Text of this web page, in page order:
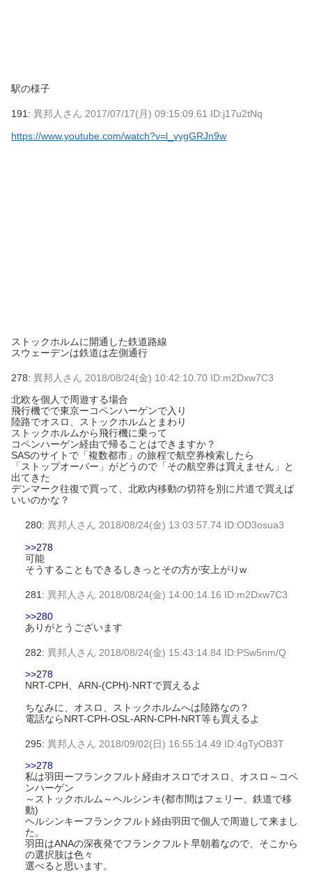
駅の様子
191: 異邦人さん 2017/07/17(月) 09:15:09.61 ID:j17u2tNq
https://www.youtube.com/watch?v=l_vygGRJn9w
ストックホルムに開通した鉄道路線
スウェーデンは鉄道は左側通行
278: 異邦人さん 2018/08/24(金) 10:42:10.70 ID:m2Dxw7C3
北欧を個人で周遊する場合
飛行機でで東京ーコペンハーゲンで入り
陸路でオスロ、ストックホルムとまわり
ストックホルムから飛行機に乗って
コペンハーゲン経由で帰ることはできますか？
SASのサイトで「複数都市」の旅程で航空券検索したら
「ストップオーバー」がどうので「その航空券は買えません」と
出てきた
デンマーク往復で買って、北欧内移動の切符を別に片道で買えば
いいのかな？
280: 異邦人さん 2018/08/24(金) 13:03:57.74 ID:OD3osua3
>>278
可能
そうすることもできるしきっとその方が安上がりw
281: 異邦人さん 2018/08/24(金) 14:00:14.16 ID:m2Dxw7C3
>>280
ありがとうございます
282: 異邦人さん 2018/08/24(金) 15:43:14.84 ID:PSw5nm/Q
>>278
NRT-CPH、ARN-(CPH)-NRTで買えるよ
ちなみに、オスロ、ストックホルムへは陸路なの？
電話ならNRT-CPH-OSL-ARN-CPH-NRT等も買えるよ
295: 異邦人さん 2018/09/02(日) 16:55:14.49 ID:4gTyOB3T
>>278
私は羽田ーフランクフルト経由オスロでオスロ、オスロ～コペ
ンハーゲン
～ストックホルム～ヘルシンキ(都市間はフェリー、鉄道で移
動)
ヘルシンキーフランクフルト経由羽田で個人で周遊して来まし
た。
羽田はANAの深夜発でフランクフルト早朝着なので、そこから
の選択肢は色々
選べると思います。